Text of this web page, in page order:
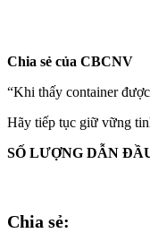
Chia sẻ của CBCNV
“Khi thấy container
Hãy tiếp tục giữ vững
SỐ LƯỢNG DẪN
Chia sẻ: